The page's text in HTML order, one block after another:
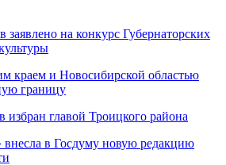
заявлено на конкурс Губернаторских
краем и Новосибирской областью
границу
избран главой Троицкого района
внесла в Госдуму новую редакцию